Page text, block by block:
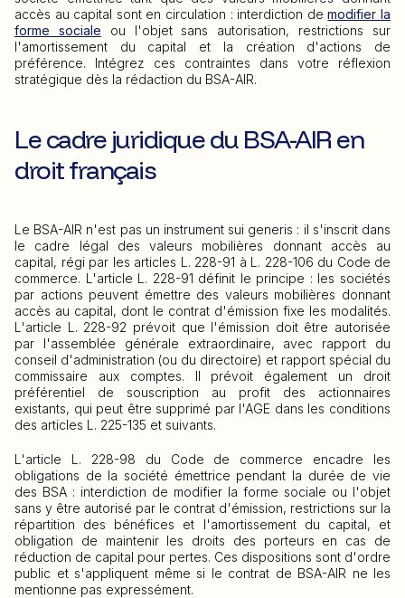
accès au capital sont en circulation : interdiction demodifier la
forme sociale ou l'objet sans autorisation, restrictions sur
l'amortissement du capital et la création d'actions de
préférence. Intégrez ces contraintes dans votre réflexion
stratégique dès la rédaction du BSA-AIR.
Le cadre juridique du BSA-AIR en
droit français
Le BSA-AIR n'est pas un instrument sui generis : il s'inscrit dans
le cadre légal des valeurs mobilières donnant accès au
capital, régi par les articles L. 228-91 à L. 228-106 du Code de
commerce. L'article L. 228-91 définit le principe : les sociétés
par actions peuvent émettre des valeurs mobilières donnant
accès au capital, dont le contrat d'émission fixe les modalités.
L'article L. 228-92 prévoit que l'émission doit être autorisée
par l'assemblée générale extraordinaire, avec rapport du
conseil d'administration (ou du directoire) et rapport spécial du
commissaire aux comptes. Il prévoit également un droit
préférentiel de souscription au profit des actionnaires
existants, qui peut être supprimé par l'AGE dans les conditions
des articles L. 225-135 et suivants.
L'article L. 228-98 du Code de commerce encadre les
obligations de la société émettrice pendant la durée de vie
des BSA : interdiction de modifier la forme sociale ou l'objet
sans y être autorisé par le contrat d'émission, restrictions sur la
répartition des bénéfices et l'amortissement du capital, et
obligation de maintenir les droits des porteurs en cas de
réduction de capital pour pertes. Ces dispositions sont d'ordre
public et s'appliquent même si le contrat de BSA-AIR ne les
mentionne pas expressément.